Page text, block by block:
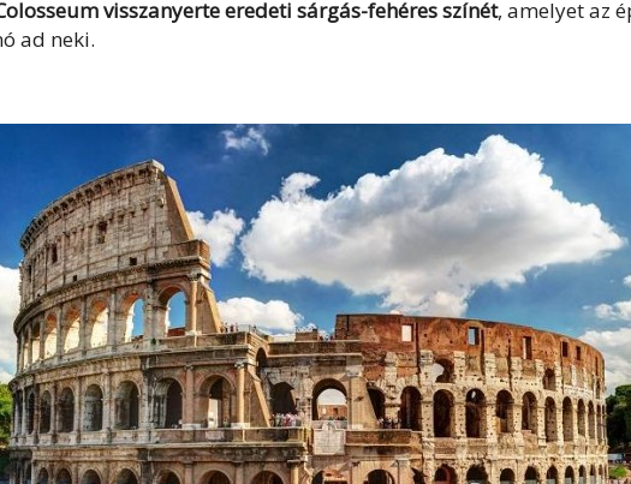
visszanyerte eredeti sárgás-fehéres színét, amelyet az
ad neki.